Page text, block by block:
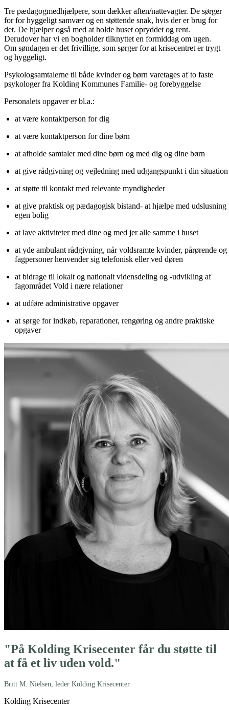
Tre pædagogmedhjælpere, som dækker aften/nattevagter. De sørger
for for hyggeligt samvær og en støttende snak, hvis der er brug for
det. De hjælper også med at holde huset opryddet og rent.
Derudover har vi en bogholder tilknyttet en formiddag om ugen.
Om søndagen er det frivillige, som sørger for at krisecentret er trygt
og hyggeligt.
Psykologsamtalerne til både kvinder og børn varetages af to faste
psykologer fra Kolding Kommunes Familie- og forebyggelse
Personalets opgaver er bl.a.:
at være kontaktperson for dig
at være kontaktperson for dine børn
at afholde samtaler med dine børn og med dig og dine børn
at give rådgivning og vejledning med udgangspunkt i din situation
at støtte til kontakt med relevante myndigheder
at give praktisk og pædagogisk bistand- at hjælpe med udslusning
egen bolig
at lave aktiviteter med dine og med jer alle samme i huset
at yde ambulant rådgivning, når voldsramte kvinder, pårørende og
fagpersoner henvender sig telefonisk eller ved døren
at bidrage til lokalt og nationalt vidensdeling og -udvikling af
fagområdet Vold i nære relationer
at udføre administrative opgaver
at sørge for indkøb, reparationer, rengøring og andre praktiske
opgaver
"På Kolding Krisecenter får du støtte til
at få et liv uden vold."
Britt M. Nielsen, leder Kolding Krisecenter
Kolding Krisecenter